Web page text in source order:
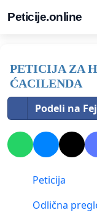
Peticije.online
PETICIJA ZA
ĆACILENDA
Podeli na
Peticija
Odlična